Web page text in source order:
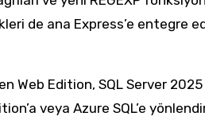
de ana Express’e entegre
Web Edition, SQL Server
veya Azure SQL’e